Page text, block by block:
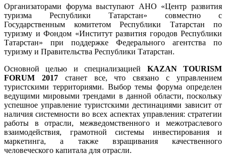
Организаторами форума выступают АНО «Центр развития
туризма Республики Татарстан» совместно с
Государственным комитетом Республики Татарстан по
туризму и Фондом «Институт развития городов Республики
Татарстан» при поддержке Федерального агентства по
туризму и Правительства Республики Татарстан.
Основной целью и специализацией KAZAN TOURISM
FORUM 2017станет все, что связано с управлением
туристскими территориями. Выбор темы форума определен
ведущими мировыми трендами в данной области, поскольку
успешное управление туристскими дестинациями зависит от
наличия системности во всех аспектах управления: стратегии
работы в отрасли, межведомственного и межотраслевого
взаимодействия, грамотной системы инвестирования и
маркетинга, а также взращивания качественного
человеческого капитала для отрасли.